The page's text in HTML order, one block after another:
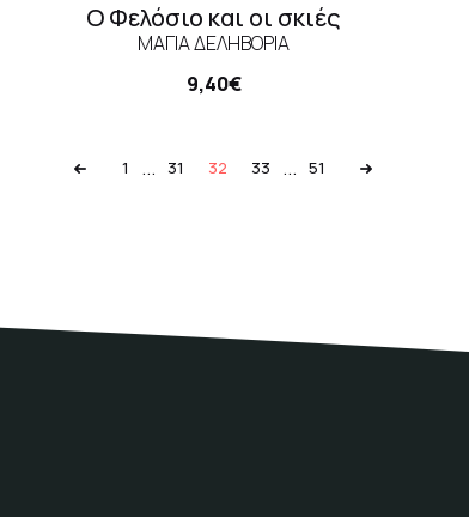
Ο Φελόσιο και οι σκιές
ΜΆΓΙΑ ΔΕΛΗΒΟΡΙΆ
9,40€
1 ... 31 32 33 ... 51